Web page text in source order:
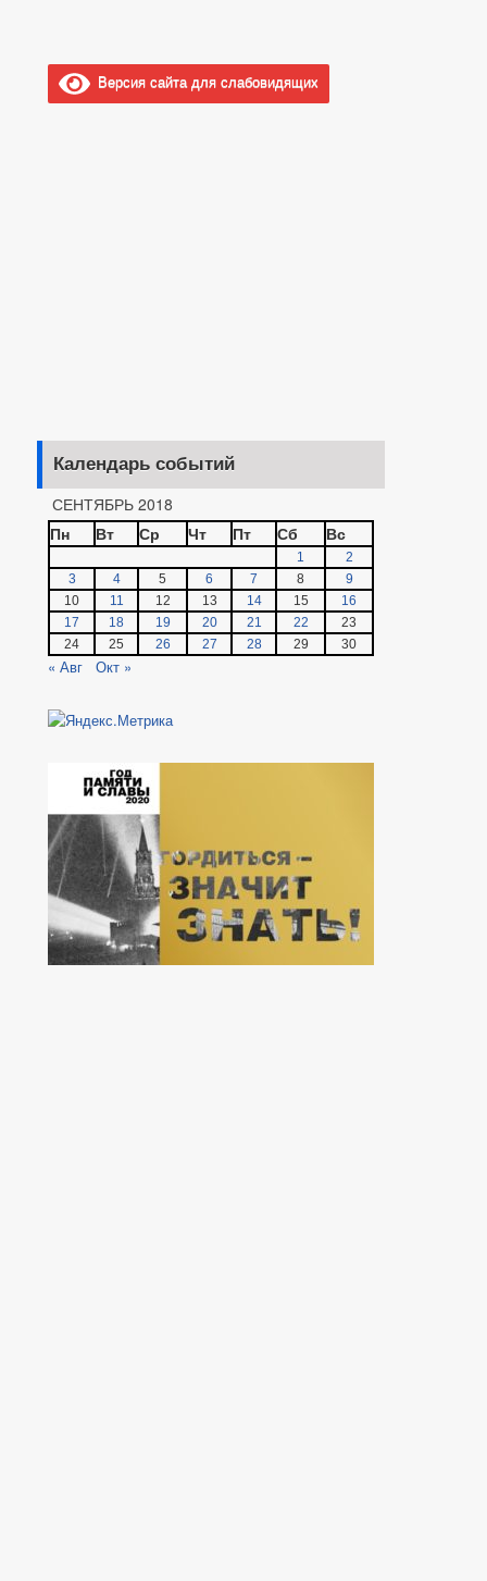
Версия сайта для слабовидящих
Календарь событий
СЕНТЯБРЬ 2018
Пн
Вт Ср Чт Пт Сб Вс
1
2
3
4 5 6 7 8
9
10
11 12 13 14 15
16
17
18 19 20 21 22
23
24
25 26 27 28 29 30
« Авг Окт »